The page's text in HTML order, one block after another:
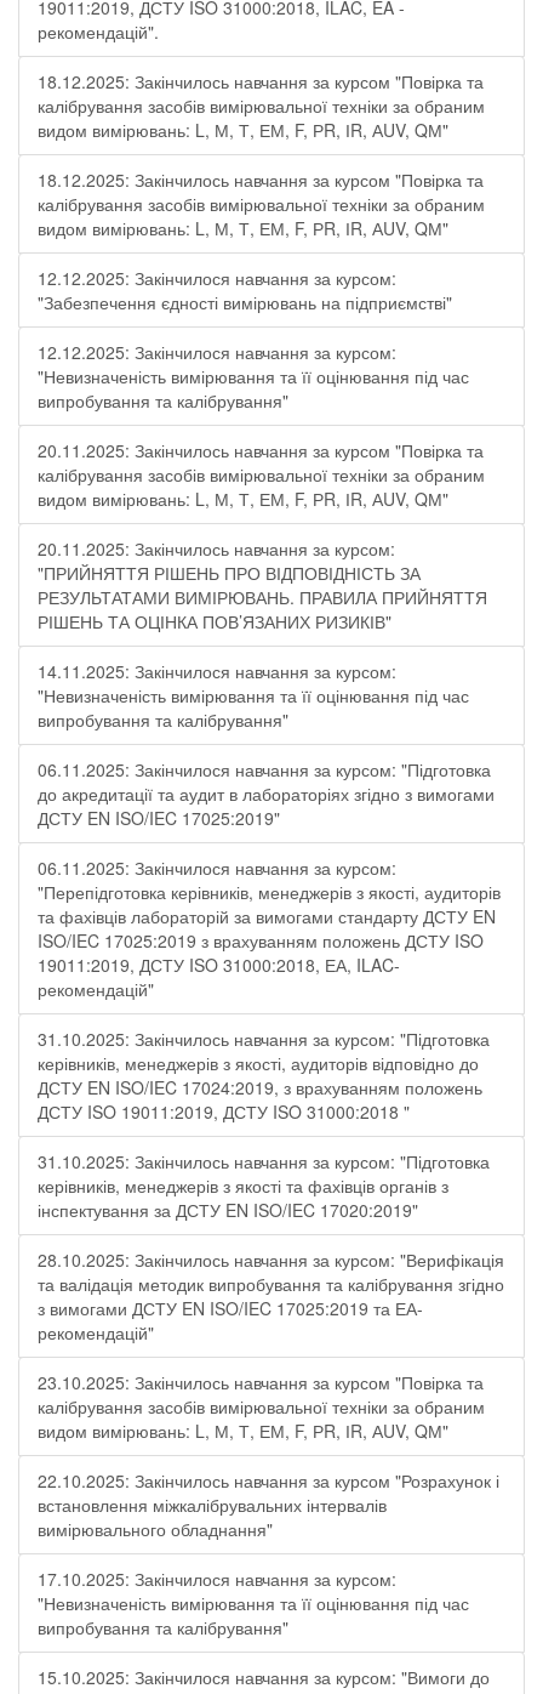
19011:2019, ДСТУ ISO 31000:2018, ILAC, EA -
рекомендацій".
18.12.2025: Закінчилось навчання за курсом "Повірка та
калібрування засобів вимірювальної техніки за обраним
видом вимірювань: L, М, Т, ЕМ, F, РR, ІR, АUV, QМ"
18.12.2025: Закінчилось навчання за курсом "Повірка та
калібрування засобів вимірювальної техніки за обраним
видом вимірювань: L, М, Т, ЕМ, F, РR, ІR, АUV, QМ"
12.12.2025: Закінчилося навчання за курсом:
"Забезпечення єдності вимірювань на підприємстві"
12.12.2025: Закінчилося навчання за курсом:
"Невизначеність вимірювання та її оцінювання під час
випробування та калібрування"
20.11.2025: Закінчилось навчання за курсом "Повірка та
калібрування засобів вимірювальної техніки за обраним
видом вимірювань: L, М, Т, ЕМ, F, РR, ІR, АUV, QМ"
20.11.2025: Закінчилось навчання за курсом:
"ПРИЙНЯТТЯ РІШЕНЬ ПРО ВІДПОВІДНІСТЬ ЗА
РЕЗУЛЬТАТАМИ ВИМІРЮВАНЬ. ПРАВИЛА ПРИЙНЯТТЯ
РІШЕНЬ ТА ОЦІНКА ПОВ’ЯЗАНИХ РИЗИКІВ"
14.11.2025: Закінчилося навчання за курсом:
"Невизначеність вимірювання та її оцінювання під час
випробування та калібрування"
06.11.2025: Закінчилося навчання за курсом: "Підготовка
до акредитації та аудит в лабораторіях згідно з вимогами
ДСТУ EN ISO/IEC 17025:2019"
06.11.2025: Закінчилося навчання за курсом:
"Перепідготовка керівників, менеджерів з якості, аудиторів
та фахівців лабораторій за вимогами стандарту ДСТУ EN
ISO/IEC 17025:2019 з врахуванням положень ДСТУ ISO
19011:2019, ДСТУ ISO 31000:2018, ЕА, ILAC-
рекомендацій"
31.10.2025: Закінчилось навчання за курсом: "Підготовка
керівників, менеджерів з якості, аудиторів відповідно до
ДСТУ EN ISO/IEC 17024:2019, з врахуванням положень
ДСТУ ISO 19011:2019, ДСТУ ISO 31000:2018 "
31.10.2025: Закінчилось навчання за курсом: "Підготовка
керівників, менеджерів з якості та фахівців органів з
інспектування за ДСТУ EN ISO/IEC 17020:2019"
28.10.2025: Закінчилось навчання за курсом: "Верифікація
та валідація методик випробування та калібрування згідно
з вимогами ДСТУ EN ISO/IEC 17025:2019 та ЕА-
рекомендацій"
23.10.2025: Закінчилось навчання за курсом "Повірка та
калібрування засобів вимірювальної техніки за обраним
видом вимірювань: L, М, Т, ЕМ, F, РR, ІR, АUV, QМ"
22.10.2025: Закінчилось навчання за курсом "Розрахунок і
встановлення міжкалібрувальних інтервалів
вимірювального обладнання"
17.10.2025: Закінчилося навчання за курсом:
"Невизначеність вимірювання та її оцінювання під час
випробування та калібрування"
15.10.2025: Закінчилося навчання за курсом: "Вимоги до